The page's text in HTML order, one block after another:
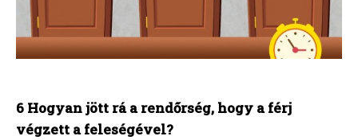
6 Hogyan jött rá a rendőrség, hogy a férj
végzett a feleségével?